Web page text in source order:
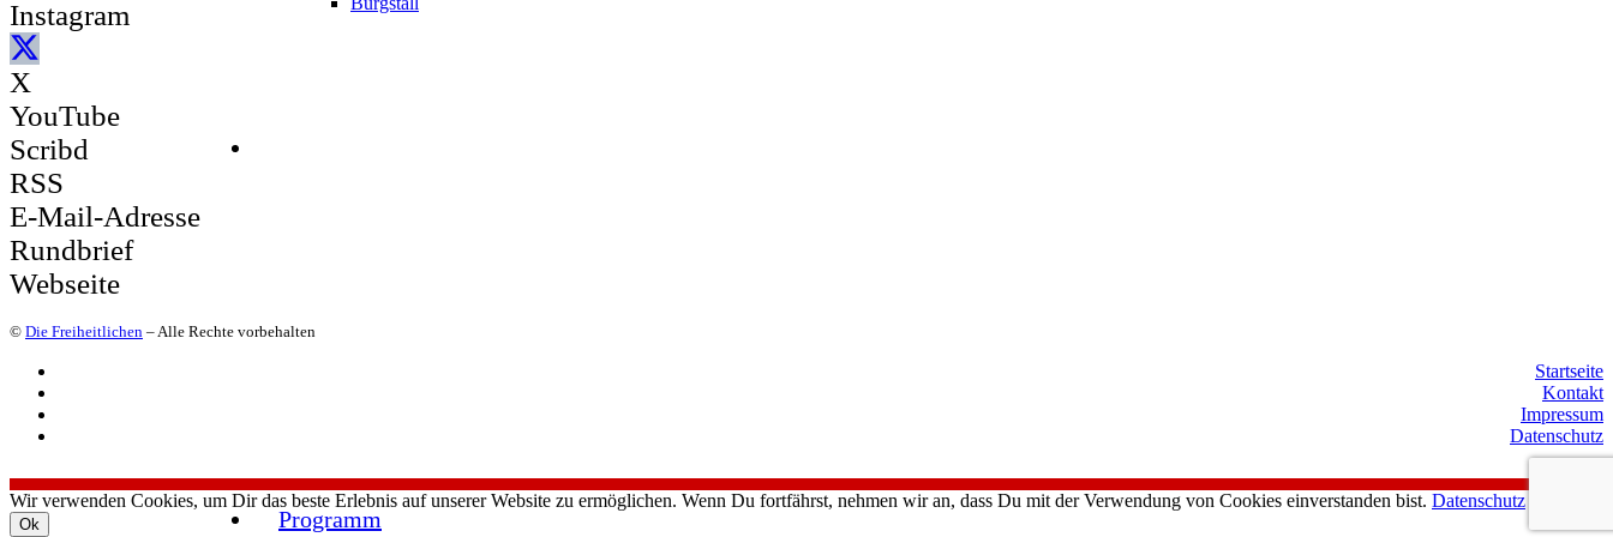
Programm
Instagram
X
YouTube
Scribd
RSS
E-Mail-Adresse
Rundbrief
Webseite
© Die Freiheitlichen – Alle Rechte vorbehalten
Startseite
Kontakt
Impressum
Datenschutz
Wir verwenden Cookies, um Dir das beste Erlebnis auf unserer Website zu ermöglichen. Wenn Du fortfährst, nehmen wir an, dass Du mit der Verwendung von Cookies einverstanden bist. Datenschutz
Ok